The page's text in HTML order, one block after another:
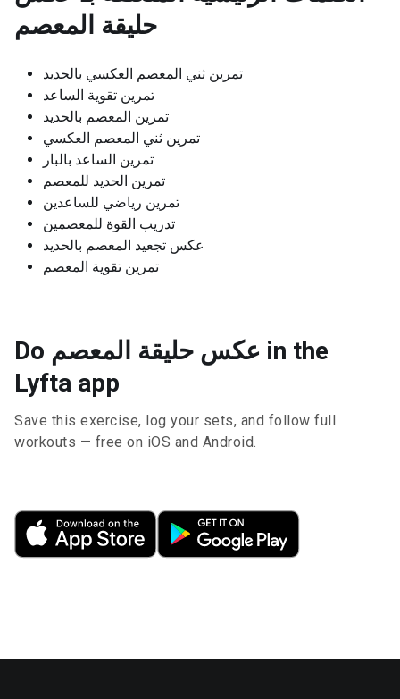
حليقة المعصم
تمرين ثني المعصم العكسي بالحديد
تمرين تقوية الساعد
تمرين المعصم بالحديد
تمرين ثني المعصم العكسي
تمرين الساعد بالبار
تمرين الحديد للمعصم
تمرين رياضي للساعدين
تدريب القوة للمعصمين
عكس تجعيد المعصم بالحديد
تمرين تقوية المعصم
Do عكس حليقة المعصم in the
Lyfta app
Save this exercise, log your sets, and follow full
workouts — free on iOS and Android.